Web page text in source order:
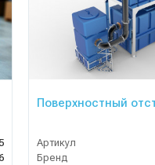
Поверхностный
Артикул
Бренд